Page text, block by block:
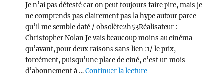
Je n’ai pas détesté car on peut toujours faire pire, mais je
ne comprends pas clairement pas la hype autour parce
qu’il me semble daté / obsolète2h53Réalisateur :
Christopher Nolan Je vais beaucoup moins au cinéma
qu’avant, pour deux raisons sans lien :1/ le prix,
forcément, puisqu’une place de ciné, c’est un mois
d’abonnement à …Continuer la lecturede « L’Odyssée (2026)